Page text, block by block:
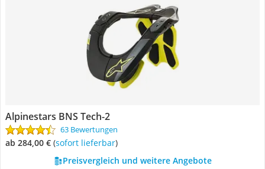
Alpinestars BNS Tech-2
63 Bewertungen
ab 284,00 € ( Sofort lieferbar)
Preisvergleich und weitere Angebote